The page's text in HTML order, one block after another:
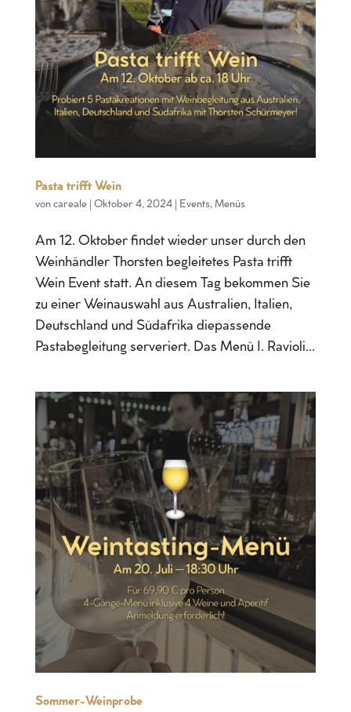
Pasta trifft Wein
von careale| Oktober 4, 2024| Events, Menüs
Am 12. Oktober findet wieder unser durch den
Weinhändler Thorsten begleitetes Pasta trifft
Wein Event statt. An diesem Tag bekommen Sie
zu einer Weinauswahl aus Australien, Italien,
Deutschland und Südafrika diepassende
Pastabegleitung serveriert. Das Menü I. Ravioli...
Sommer-Weinprobe